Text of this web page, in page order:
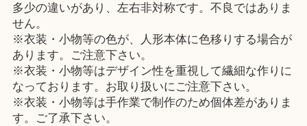
多少の違いがあり、左右非対称です。不良ではありま
せん。
※衣装・小物等の色が、人形本体に色移りする場合が
あります。ご注意下さい。
※衣装・小物等はデザイン性を重視して繊細な作りに
なっております。お取り扱いにご注意下さい。
※衣装・小物等は手作業で制作のため個体差がありま
す。ご了承下さい。